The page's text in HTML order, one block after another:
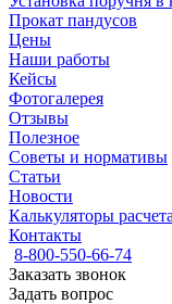
Прокат пандусов
Цены
Наши работы
Кейсы
Фотогалерея
Отзывы
Полезное
Советы и нормативы
Статьи
Новости
Калькуляторы расчета
Контакты
8-800-550-66-74
Заказать звонок
Задать вопрос